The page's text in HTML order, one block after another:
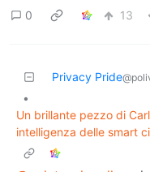
0 13
Privacy Pride
•
Un brillante pezzo di
intelligenza delle smart